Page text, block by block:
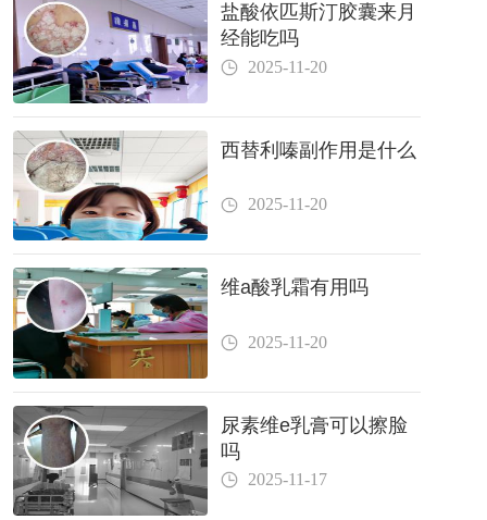
盐酸依匹斯汀胶囊来月
经能吃吗
2025-11-20
西替利嗪副作用是什么
2025-11-20
维a酸乳霜有用吗
2025-11-20
尿素维e乳膏可以擦脸
吗
2025-11-17